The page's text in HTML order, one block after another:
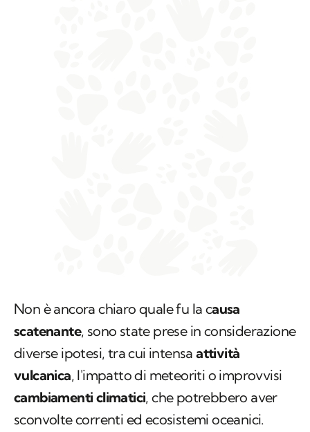
Non è ancora chiaro quale fu la causa
scatenante, sono state prese in considerazione
diverse ipotesi, tra cui intensaattività
vulcanica, l'impatto di meteoriti o improvvisi
cambiamenti climatici, che potrebbero aver
sconvolte correnti ed ecosistemi oceanici.